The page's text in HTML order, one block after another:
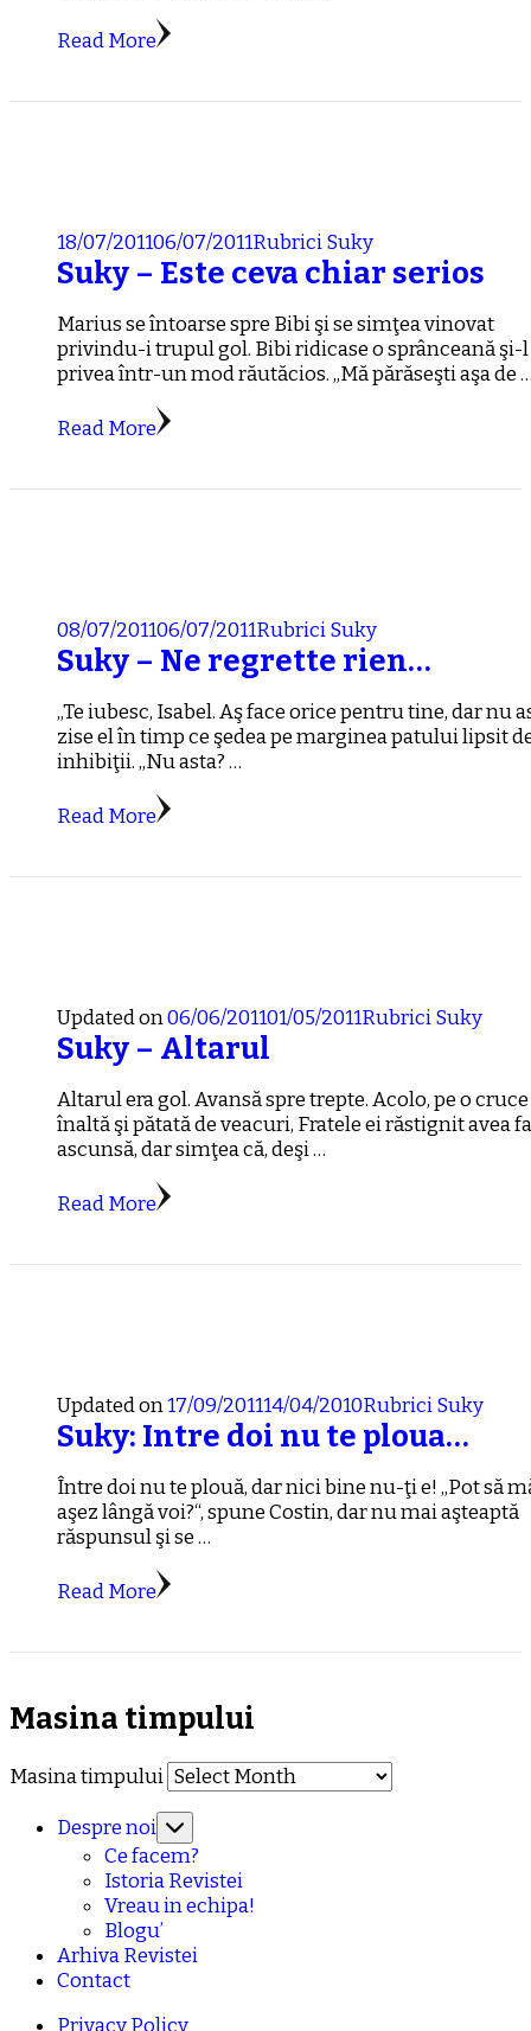
Read More
18/07/201106/07/2011RubriciSuky
Suky – Este ceva chiar serios
Marius se întoarse spre Bibi şi se simţea vinovat
privindu-i trupul gol. Bibi ridicase o sprânceană şi-l
privea într-un mod răutăcios. „Mă părăseşti aşa de
Read More
08/07/201106/07/2011RubriciSuky
Suky – Ne regrette rien…
„Te iubesc, Isabel. Aş face orice pentru tine, dar nu
zise el în timp ce şedea pe marginea patului lipsit
inhibiţii. „Nu asta? …
Read More
Updated on06/06/201101/05/2011RubriciSuky
Suky – Altarul
Altarul era gol. Avansă spre trepte. Acolo, pe o cruce
înaltă şi pătată de veacuri, Fratele ei răstignit avea
ascunsă, dar simţea că, deşi …
Read More
Updated on17/09/201114/04/2010RubriciSuky
Suky: Intre doi nu te ploua…
Între doi nu te plouă, dar nici bine nu-ţi e! „Pot să
aşez lângă voi?“, spune Costin, dar nu mai aşteaptă
răspunsul şi se …
Read More
Masina timpului
Masina timpului
Despre noi
Ce facem?
Istoria Revistei
Vreau in echipa!
Blogu’
Arhiva Revistei
Contact
Privacy Policy